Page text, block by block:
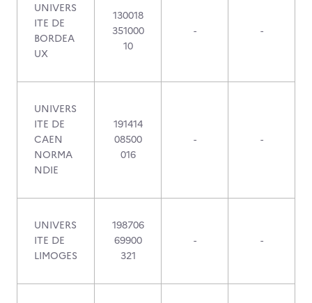
UNIVERS
ITE DE
BORDEA
UX
130018
351000
10
- -
UNIVERS
ITE DE
CAEN
NORMA
NDIE
191414
08500
016
- -
UNIVERS
ITE DE
LIMOGES
198706
69900
321
- -